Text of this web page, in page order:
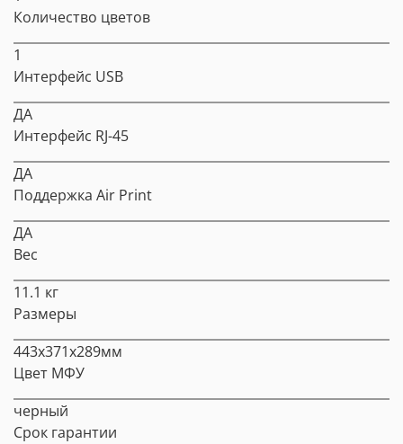
Количество цветов
1
Интерфейс USB
ДА
Интерфейс RJ-45
ДА
Поддержка Air Print
ДА
Вес
11.1 кг
Размеры
443x371x289мм
Цвет МФУ
черный
Срок гарантии